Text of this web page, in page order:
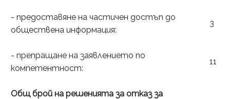
- предоставяне на частичен достъп до
обществена информация:
3
- препращане на заявлението по
компетентност:
11
Общ брой на решенията за отказ за